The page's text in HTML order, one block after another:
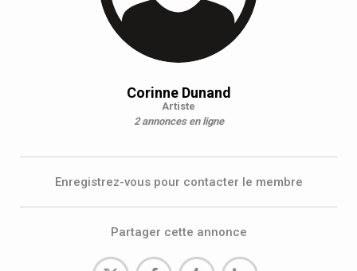
Corinne Dunand
Artiste
2 annonces en ligne
Enregistrez-vous pour contacter le membre
Partager cette annonce